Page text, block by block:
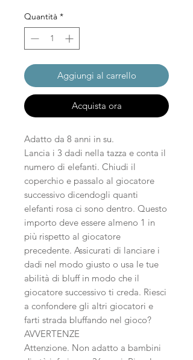
Quantità *
Aggiungi al carrello
Acquista ora
Adatto da 8 anni in su.
Lancia i 3 dadi nella tazza e conta il
numero di elefanti. Chiudi il
coperchio e passalo al giocatore
successivo dicendogli quanti
elefanti rosa ci sono dentro. Questo
importo deve essere almeno 1 in
più rispetto al giocatore
precedente. Assicurati di lanciare i
dadi nel modo giusto o usa le tue
abilità di bluff in modo che il
giocatore successivo ti creda. Riesci
a confondere gli altri giocatori e
farti strada bluffando nel gioco?
AVVERTENZE
Attenzione. Non adatto a bambini